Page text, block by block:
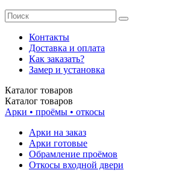
Контакты
Доставка и оплата
Как заказать?
Замер и установка
Каталог товаров
Каталог товаров
Арки • проёмы • откосы
Арки на заказ
Арки готовые
Обрамление проёмов
Откосы входной двери